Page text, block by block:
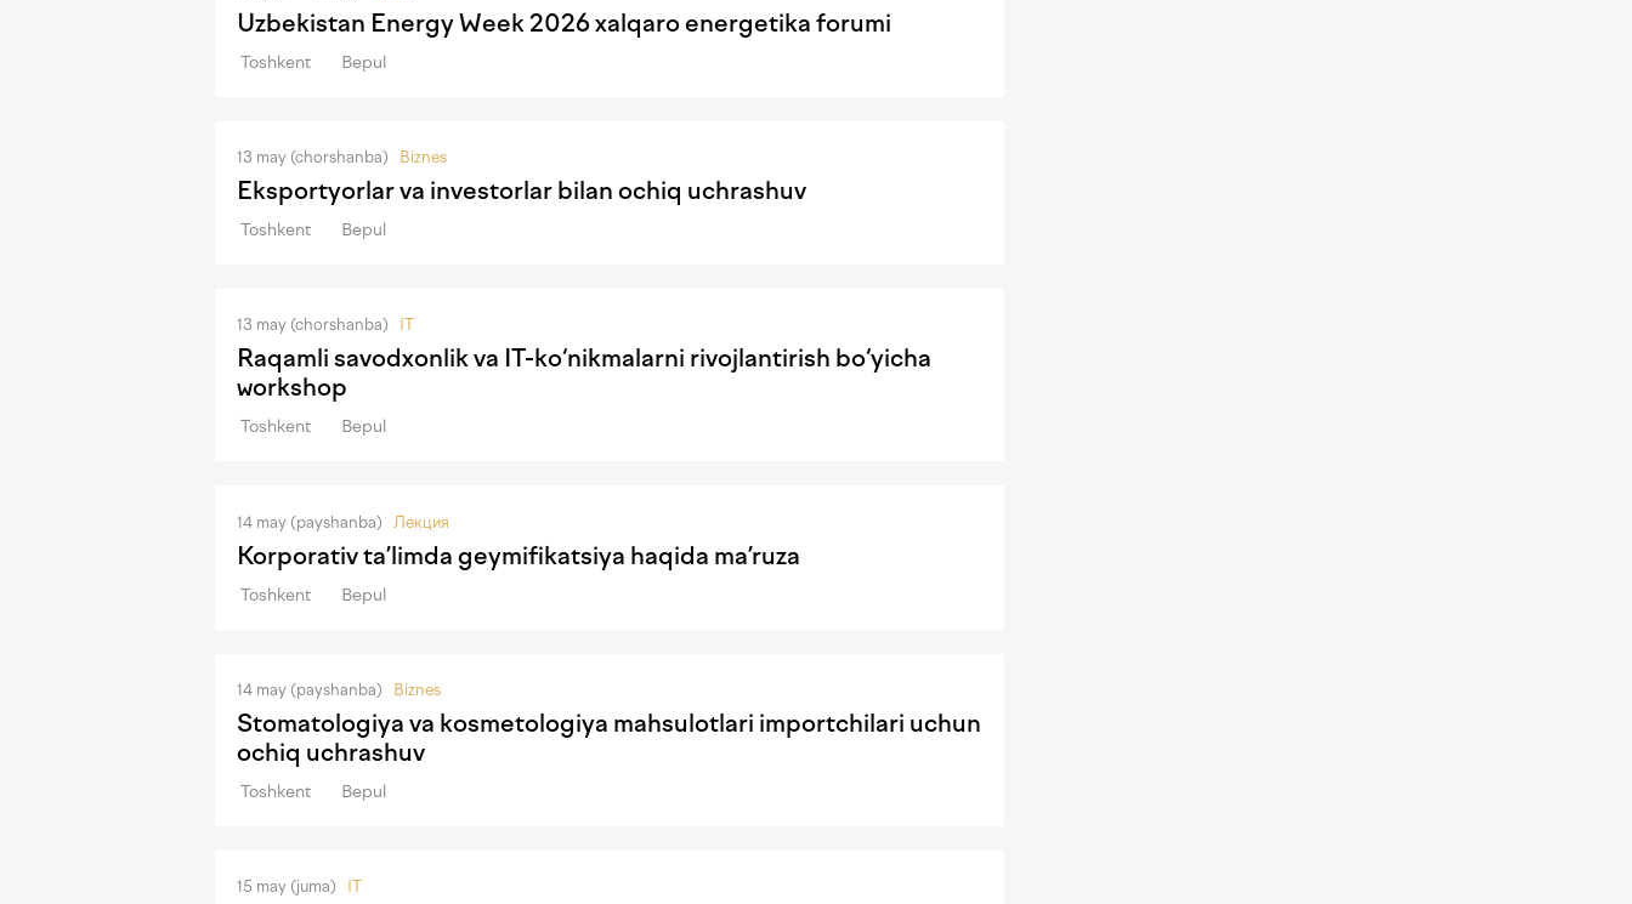
Uzbekistan Energy Week 2026 xalqaro energetika forumi
Toshkent Bepul
13 may (chorshanba) Biznes
Eksportyorlar va investorlar bilan ochiq uchrashuv
Toshkent Bepul
13 may (chorshanba) IT
Raqamli savodxonlik va IT-ko‘nikmalarni rivojlantirish bo‘yicha
workshop
Toshkent Bepul
14 may (payshanba) Лекция
Korporativ ta’limda geymifikatsiya haqida ma’ruza
Toshkent Bepul
14 may (payshanba) Biznes
Stomatologiya va kosmetologiya mahsulotlari importchilari uchun
ochiq uchrashuv
Toshkent Bepul
15 may (juma) IT